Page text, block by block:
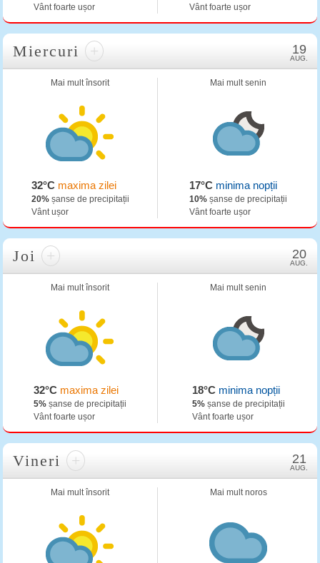
Vânt foarte ușor
Vânt foarte ușor
Miercuri + 19
AUG.
Mai mult însorit
32°Cmaxima zilei
20%șanse de precipitații
Vânt ușor
Mai mult senin
17°C minima nopții
10% șanse de precipitații
Vânt foarte ușor
Joi + 20
AUG.
Mai mult însorit
32°C maxima zilei
5% șanse de precipitații
Vânt foarte ușor
Mai mult senin
18°Cminima nopții
5%șanse de precipitații
Vânt foarte ușor
Vineri + 21
AUG.
Mai mult însorit Mai mult noros